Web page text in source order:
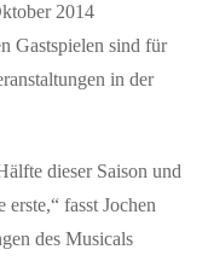
2014
Gastspielen sind für
in der
dieser Saison und
fasst Jochen
des Musicals